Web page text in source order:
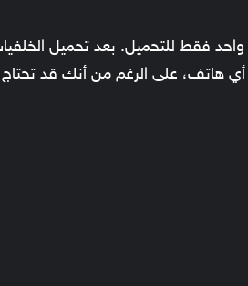
واحد فقط للتحميل. بعد تحميل
هاتف، على الرغم من أنك قد تحتاج